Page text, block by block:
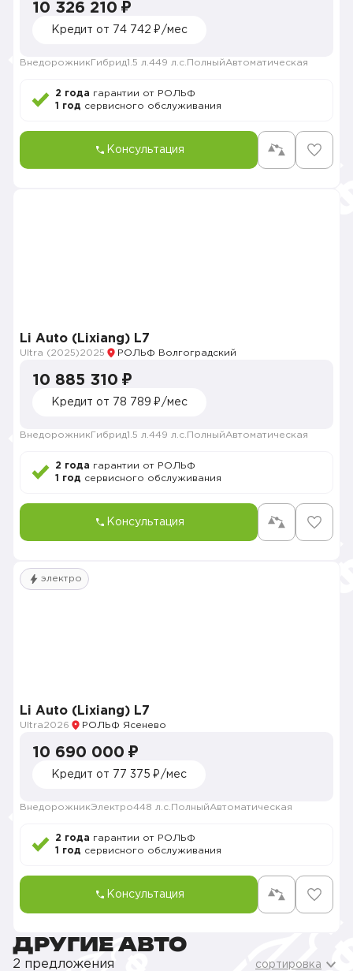
10 326 210 ₽
Кредит от 74 742 ₽/мес
Внедорожник Гибрид1.5 л. 449 л.с. ПолныйАвтоматическая
2 года гарантии от РОЛЬФ
1 год сервисного обслуживания
Консультация
Li Auto (Lixiang) L7
Ultra (2025)2025 РОЛЬФ Волгоградский
10 885 310 ₽
Кредит от 78 789 ₽/мес
Внедорожник Гибрид1.5 л. 449 л.с. ПолныйАвтоматическая
2 года гарантии от РОЛЬФ
1 год сервисного обслуживания
Консультация
электро
Li Auto (Lixiang) L7
Ultra2026 РОЛЬФ Ясенево
10 690 000 ₽
Кредит от 77 375 ₽/мес
ВнедорожникЭлектро448 л.с. ПолныйАвтоматическая
2 года гарантии от РОЛЬФ
1 год сервисного обслуживания
Консультация
ДРУГИЕ АВТО
2 предложения сортировка